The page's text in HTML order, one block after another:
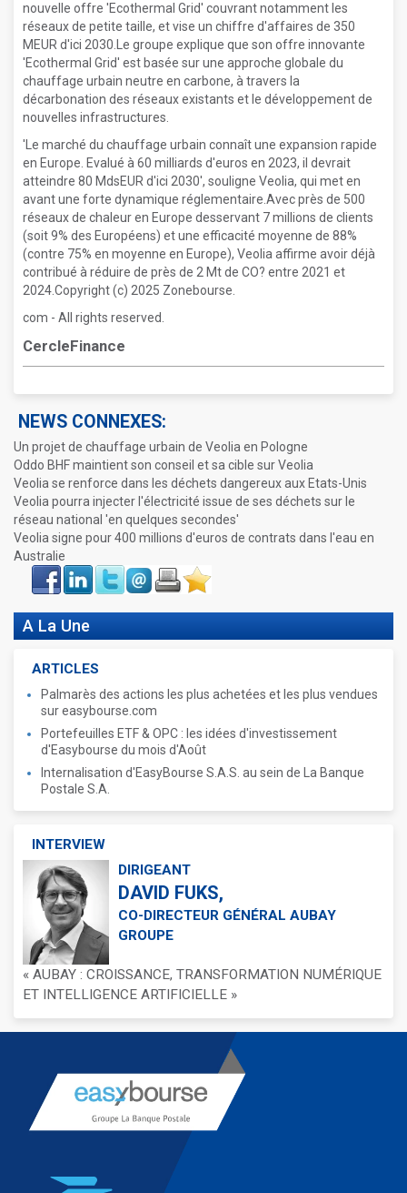
nouvelle offre 'Ecothermal Grid' couvrant notamment les
réseaux de petite taille, et vise un chiffre d'affaires de 350
MEUR d'ici 2030.Le groupe explique que son offre innovante
'Ecothermal Grid' est basée sur une approche globale du
chauffage urbain neutre en carbone, à travers la
décarbonation des réseaux existants et le développement de
nouvelles infrastructures.
'Le marché du chauffage urbain connaît une expansion rapide
en Europe. Evalué à 60 milliards d'euros en 2023, il devrait
atteindre 80 MdsEUR d'ici 2030', souligne Veolia, qui met en
avant une forte dynamique réglementaire.Avec près de 500
réseaux de chaleur en Europe desservant 7 millions de clients
(soit 9% des Européens) et une efficacité moyenne de 88%
(contre 75% en moyenne en Europe), Veolia affirme avoir déjà
contribué à réduire de près de 2 Mt de CO? entre 2021 et
2024.Copyright (c) 2025 Zonebourse.
com - All rights reserved.
CercleFinance
NEWS CONNEXES:
Un projet de chauffage urbain de Veolia en Pologne
Oddo BHF maintient son conseil et sa cible sur Veolia
Veolia se renforce dans les déchets dangereux aux Etats-Unis
Veolia pourra injecter l'électricité issue de ses déchets sur le
réseau national 'en quelques secondes'
Veolia signe pour 400 millions d'euros de contrats dans l'eau en
Australie
Face
book
LinkIn Twitter Envoyer ImprimerFavoris
A La Une
ARTICLES
Palmarès des actions les plus achetées et les plus vendues
sur easybourse.com
Portefeuilles ETF & OPC : les idées d'investissement
d'Easybourse du mois d'Août
Internalisation d'EasyBourse S.A.S. au sein de La Banque
Postale S.A.
INTERVIEW
DIRIGEANT
DAVID FUKS,
CO-DIRECTEUR GÉNÉRAL AUBAY
GROUPE
« AUBAY : CROISSANCE, TRANSFORMATION NUMÉRIQUE
ET INTELLIGENCE ARTIFICIELLE »